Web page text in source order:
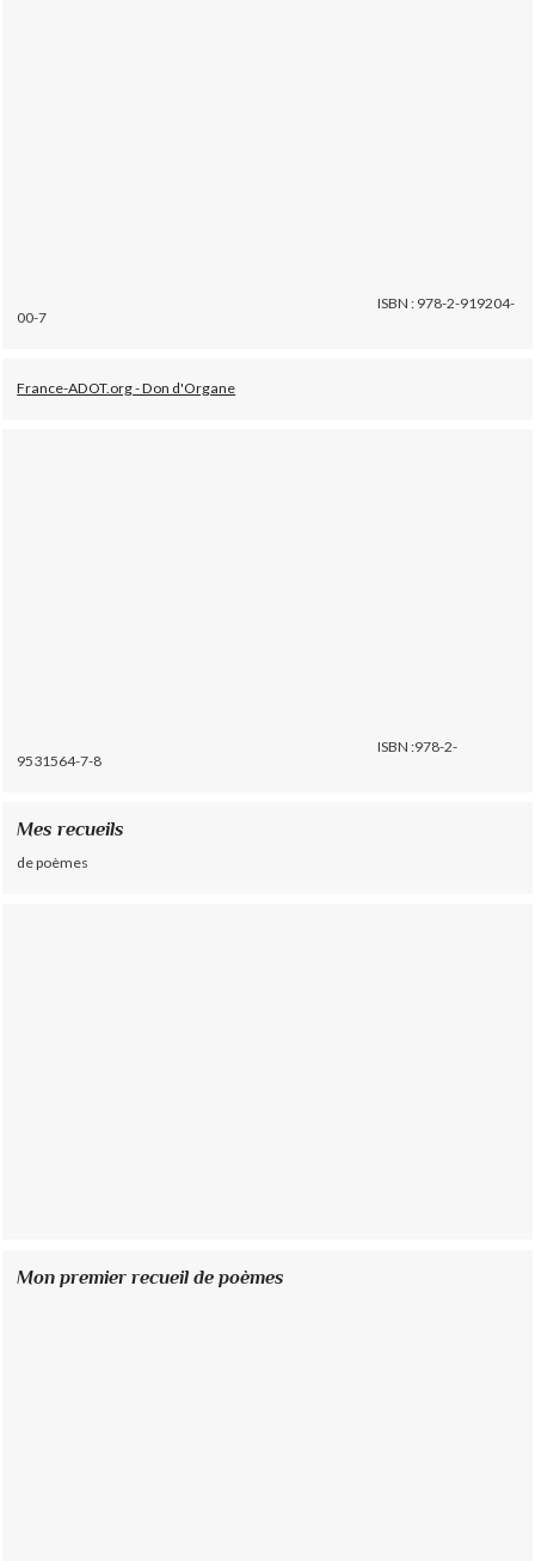
ISBN : 978-2-919204-
00-7
France-ADOT.org - Don d'Organe
ISBN :978-2-
9531564-7-8
Mes recueils
de poèmes
Mon premier recueil de poèmes